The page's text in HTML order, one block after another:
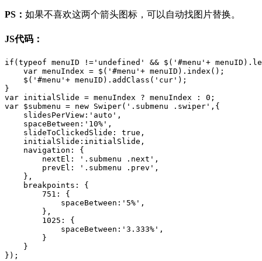
PS： 如果不喜欢这两个箭头图标，可以自动找图片替换。
JS代码：
if(typeof menuID !='undefined' && $('#menu'+
var menuIndex = $('#menu'+ menuID).index();
$('#menu'+ menuID).addClass('cur');
}
var initialSlide = menuIndex ? menuIndex : 0;
var $submenu = new Swiper('.submenu .swiper',{
slidesPerView:'auto',
spaceBetween:'10%',
slideToClickedSlide: true,
initialSlide:initialSlide,
navigation: {
nextEl: '.submenu .next',
prevEl: '.submenu .prev',
},
breakpoints: {
751: {
spaceBetween:'5%',
},
1025: {
spaceBetween:'3.333%',
}
}
});